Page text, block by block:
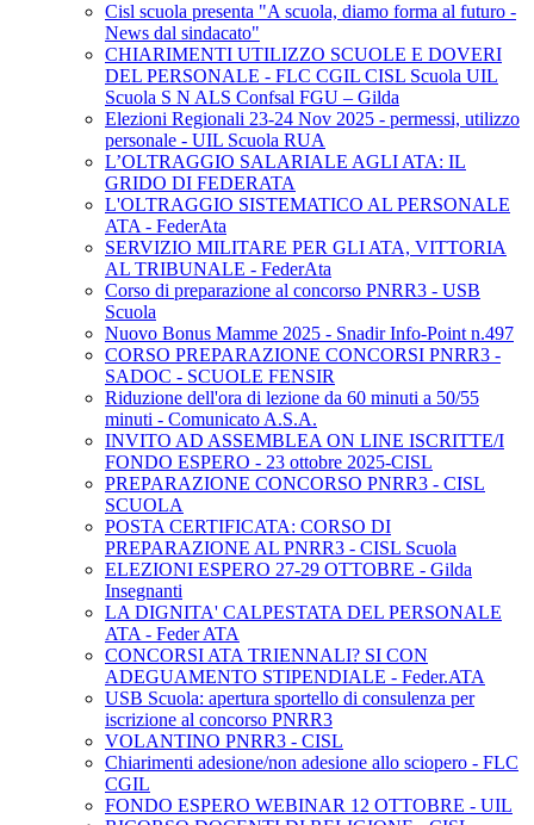
Cisl scuola presenta "A scuola, diamo forma al futuro -
News dal sindacato"
CHIARIMENTI UTILIZZO SCUOLE E DOVERI
DEL PERSONALE - FLC CGIL CISL Scuola UIL
Scuola S N ALS Confsal FGU – Gilda
Elezioni Regionali 23-24 Nov 2025 - permessi, utilizzo
personale - UIL Scuola RUA
L’OLTRAGGIO SALARIALE AGLI ATA: IL
GRIDO DI FEDERATA
L'OLTRAGGIO SISTEMATICO AL PERSONALE
ATA - FederAta
SERVIZIO MILITARE PER GLI ATA, VITTORIA
AL TRIBUNALE - FederAta
Corso di preparazione al concorso PNRR3 - USB
Scuola
Nuovo Bonus Mamme 2025 - Snadir Info-Point n.497
CORSO PREPARAZIONE CONCORSI PNRR3 -
SADOC - SCUOLE FENSIR
Riduzione dell'ora di lezione da 60 minuti a 50/55
minuti - Comunicato A.S.A.
INVITO AD ASSEMBLEA ON LINE ISCRITTE/I
FONDO ESPERO - 23 ottobre 2025-CISL
PREPARAZIONE CONCORSO PNRR3 - CISL
SCUOLA
POSTA CERTIFICATA: CORSO DI
PREPARAZIONE AL PNRR3 - CISL Scuola
ELEZIONI ESPERO 27-29 OTTOBRE - Gilda
Insegnanti
LA DIGNITA' CALPESTATA DEL PERSONALE
ATA - Feder ATA
CONCORSI ATA TRIENNALI? SI CON
ADEGUAMENTO STIPENDIALE - Feder.ATA
USB Scuola: apertura sportello di consulenza per
iscrizione al concorso PNRR3
VOLANTINO PNRR3 - CISL
Chiarimenti adesione/non adesione allo sciopero - FLC
CGIL
FONDO ESPERO WEBINAR 12 OTTOBRE - UIL